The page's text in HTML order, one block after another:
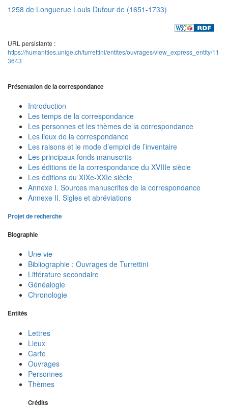
1258 de Longuerue Louis Dufour de (1651-1733)
URL persistante :
https://humanities.unige.ch/turrettini/entites/ouvrages/view_express_entity/11
3643
Présentation de la correspondance
Introduction
Les temps de la correspondance
Les personnes et les thèmes de la correspondance
Les lieux de la correspondance
Les raisons et le mode d’emploi de l’inventaire
Les principaux fonds manuscrits
Les éditions de la correspondance du XVIIIe siècle
Les éditions du XIXe-XXIe siècle
Annexe I. Sources manuscrites de la correspondance
Annexe II. Sigles et abréviations
Projet de recherche
Biographie
Une vie
Bibliographie : Ouvrages de Turrettini
Littérature secondaire
Généalogie
Chronologie
Entités
Lettres
Lieux
Carte
Ouvrages
Personnes
Thèmes
Crédits